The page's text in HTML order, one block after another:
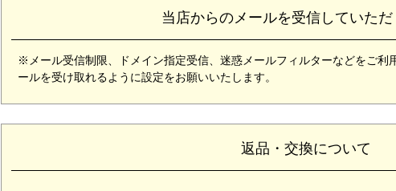
当店からのメールを受信していただ
※メール受信制限、ドメイン指定受信、迷惑メールフィルターなどをご利
ールを受け取れるように設定をお願いいたします。
返品・交換について